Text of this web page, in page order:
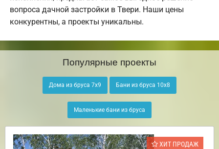
вопроса дачной застройки в Твери. Наши цены
конкурентны, а проекты уникальны.
Популярные проекты
Дома из бруса 7х9 Бани из бруса 10х8
Маленькие бани из бруса
ХИТ ПРОДАЖ